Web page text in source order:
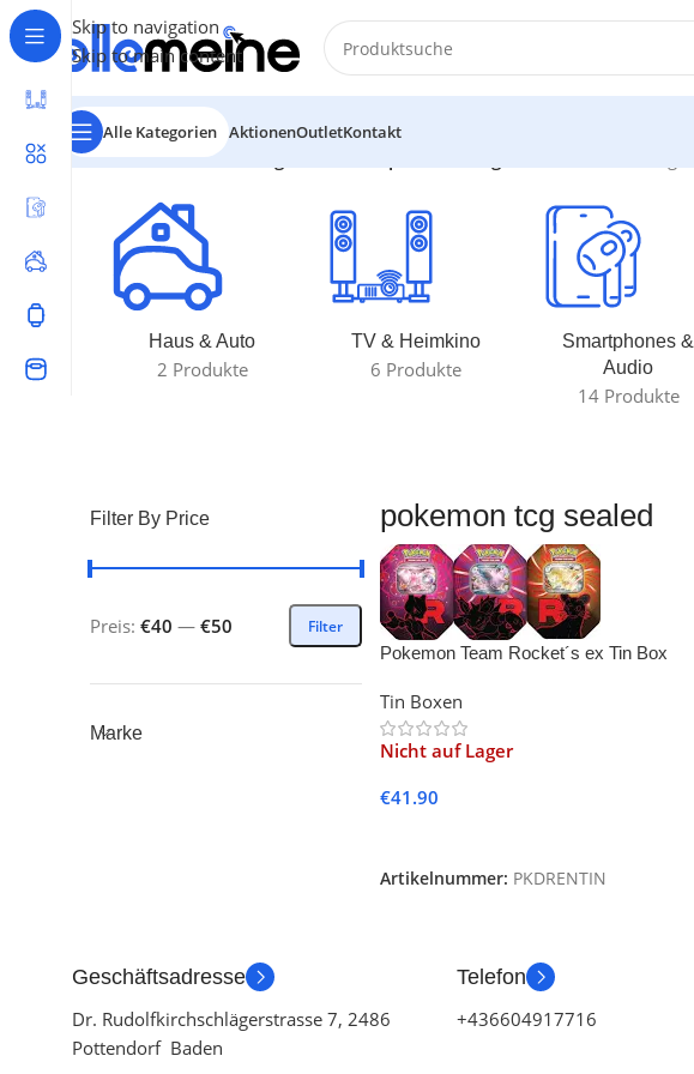
Skip to navigation
Skip to main content
Alle Kategorien AktionenOutletKontakt
Start/Produkte verschlagwortet mit „pokemon tcg sealed“
Haus & Auto
2 Produkte
TV & Heimkino
6 Produkte
Smartphones &
Audio
14 Produkte
Filter By Price
Filter
Preis: €40 — €50
Marke
pokemon tcg sealed
Pokemon Team Rocket´s ex Tin Box
Tin Boxen
Nicht auf Lager
€41.90
Artikelnummer: PKDRENTIN
Geschäftsadresse
Dr. Rudolfkirchschlägerstrasse 7, 2486
Pottendorf Baden
Telefon
+436604917716